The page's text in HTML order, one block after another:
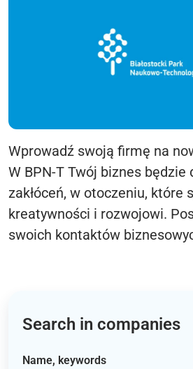
Wprowadź swoją firmę na
W BPN-T Twój biznes będzie
zakłóceń, w otoczeniu, które
kreatywności i rozwojowi.
swoich kontaktów
Search in companies
Name, keywords